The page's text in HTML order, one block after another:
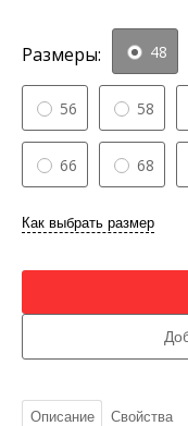
Размеры: 48
56 58
66 68
Как выбрать размер
Описание Свойства